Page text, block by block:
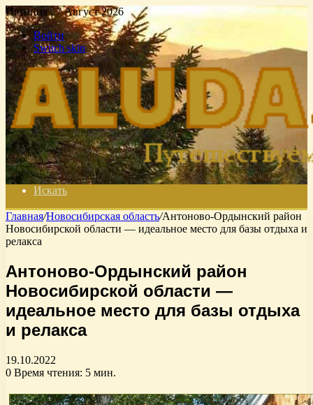
Пятница , 7 Август 2026
Войти
Switch skin
Искать
Главная/Новосибирская область/Антоново-Ордынский район
Новосибирской области — идеальное место для базы отдыха и
релакса
Антоново-Ордынский район
Новосибирской области —
идеальное место для базы отдыха
и релакса
19.10.2022
0 Время чтения: 5 мин.